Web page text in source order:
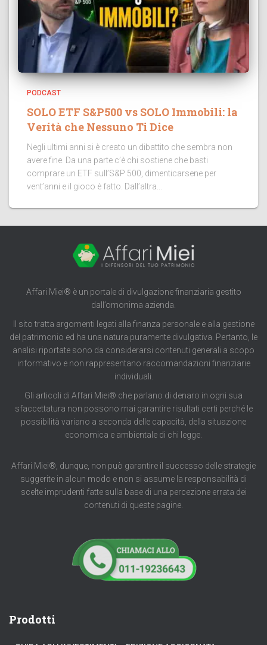
PODCAST
SOLO ETF S&P500 vs SOLO Immobili: la
Verità che Nessuno Ti Dice
Negli ultimi anni si è creato un dibattito che sembra non
avere fine. Da una parte c’è chi sostiene che basti
comprare un ETF sull’S&P 500, dimenticarsene per
vent’anni e il gioco è fatto. Dall’altra...
Affari Miei® è un portale di divulgazione finanziaria gestito
dall’omonima azienda.
Il sito tratta argomenti legati alla finanza personale e alla gestione
del patrimonio ed ha una natura puramente divulgativa. Pertanto, le
analisi riportate sono da considerarsi contenuti generali a scopo
informativo e non rappresentano raccomandazioni finanziarie
individuali.
Gli articoli di Affari Miei® che parlano di denaro in ogni sua
sfaccettatura non possono mai garantire risultati certi perché le
possibilità variano a seconda delle capacità, della situazione
economica e ambientale di chi legge.
Affari Miei®, dunque, non può garantire il successo delle strategie
suggerite in alcun modo e non si assume la responsabilità di
scelte imprudenti fatte sulla base di una percezione errata dei
contenuti di queste pagine.
Prodotti